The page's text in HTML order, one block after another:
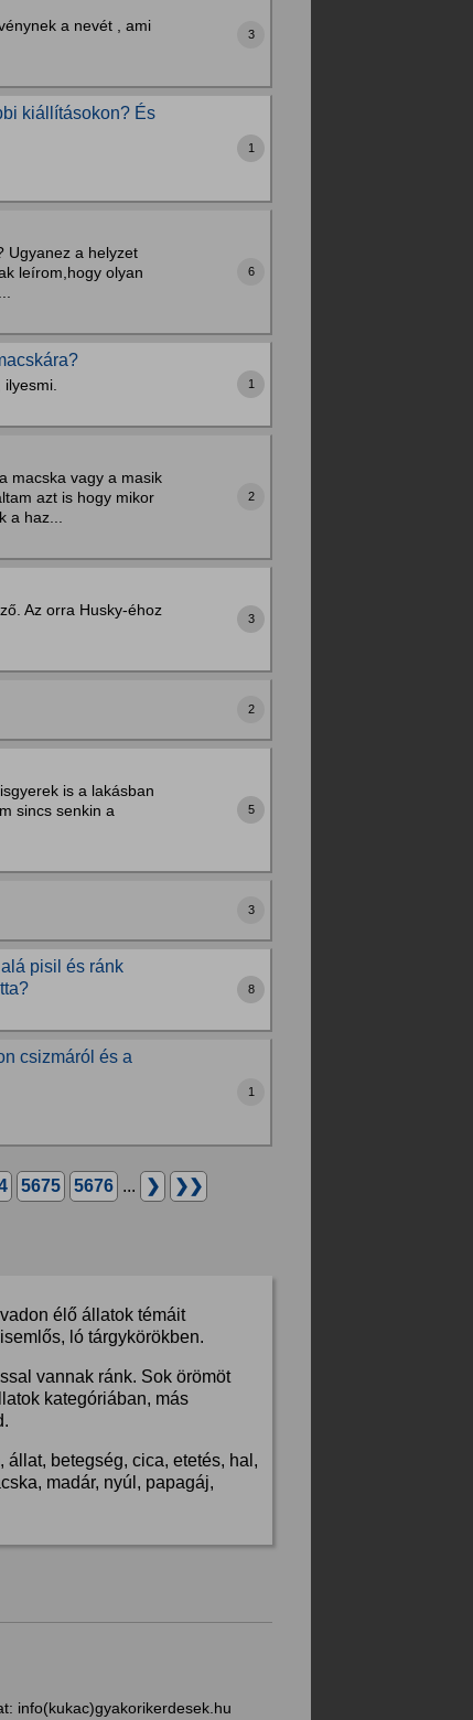
a nevét , ami
3
kiállításokon? És
1
Ugyanez a helyzet
leírom,hogy olyan
6
1
macska vagy a masik
azt is hogy mikor
haz...
2
Az orra Husky-éhoz
3
2
is a lakásban
sincs senkin a
5
3
pisil és ránk
8
csizmáról és a
1
5675 5676 ... ❯ ❯❯
élő állatok témáit
ló tárgykörökben.
vannak ránk. Sok örömöt
kategóriában, más
betegség, cica, etetés, hal,
madár, nyúl, papagáj,
info(kukac)gyakorikerdesek.hu